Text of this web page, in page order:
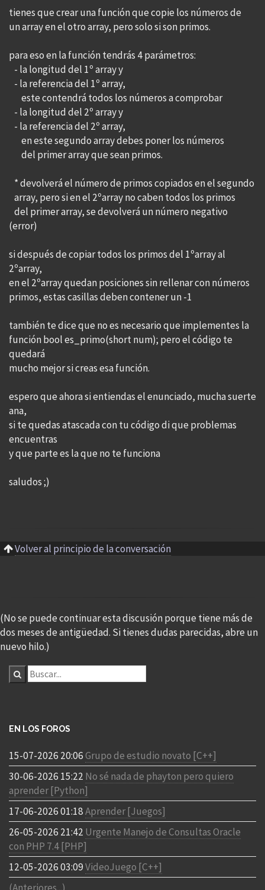
tienes que crear una función que copie los números de
un array en el otro array, pero solo si son primos.
para eso en la función tendrás 4 parámetros:
- la longitud del 1º array y
- la referencia del 1º array,
este contendrá todos los números a comprobar
- la longitud del 2º array y
- la referencia del 2º array,
en este segundo array debes poner los números
del primer array que sean primos.
* devolverá el número de primos copiados en el segundo
array, pero si en el 2ºarray no caben todos los primos
del primer array, se devolverá un número negativo
(error)
si después de copiar todos los primos del 1ºarray al
2ºarray,
en el 2ºarray quedan posiciones sin rellenar con números
primos, estas casillas deben contener un -1
también te dice que no es necesario que implementes la
función bool es_primo(short num); pero el código te
quedará
mucho mejor si creas esa función.
espero que ahora si entiendas el enunciado, mucha suerte
ana,
si te quedas atascada con tu código di que problemas
encuentras
y que parte es la que no te funciona
saludos ;)
Volver al principio de la conversación
(No se puede continuar esta discusión porque tiene más de
dos meses de antigüedad. Si tienes dudas parecidas, abre un
nuevo hilo.)
EN LOS FOROS
15-07-2026 20:06Grupo de estudio novato [C++]
30-06-2026 15:22 No sé nada de phayton pero quiero
aprender [Python]
17-06-2026 01:18Aprender [Juegos]
26-05-2026 21:42 Urgente Manejo de Consultas Oracle
con PHP 7.4 [PHP]
12-05-2026 03:09VideoJuego [C++]